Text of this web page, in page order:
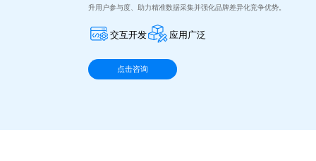
升用户参与度、助力精准数据采集并强化品牌差异化竞争优势。
交互开发 应用广泛
点击咨询